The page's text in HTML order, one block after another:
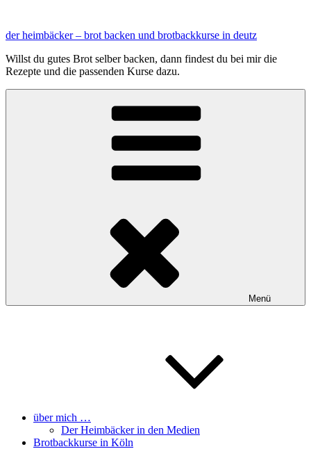
springen
der heimbäcker – brot backen und brotbackkurse in deutz
Willst du gutes Brot selber backen, dann findest du bei mir die
Rezepte und die passenden Kurse dazu.
Menü
über mich …
Der Heimbäcker in den Medien
Brotbackkurse in Köln